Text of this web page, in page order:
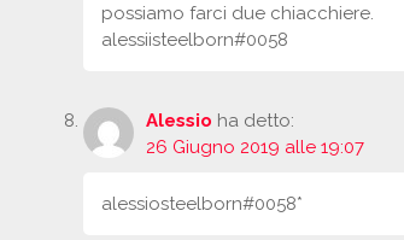
possiamo farci due chiacchiere.
alessiisteelborn#0058
Alessio ha detto:
26 Giugno 2019 alle 19:07
alessiosteelborn#0058*